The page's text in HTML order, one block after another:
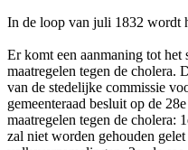
In de loop van juli 1832 wordt
Er komt een aanmaning tot het
maatregelen tegen de cholera.
van de stedelijke commissie
gemeenteraad besluit op de
maatregelen tegen de cholera:
zal niet worden gehouden